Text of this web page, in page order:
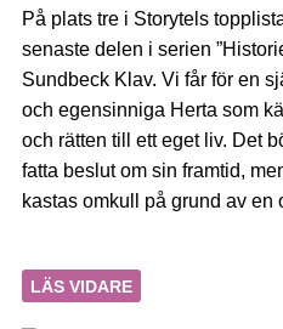
På plats tre i Storytels
senaste delen i serien
Sundbeck Klav. Vi får för en
och egensinniga Herta som
och rätten till ett eget liv. Det
fatta beslut om sin framtid,
kastas omkull på grund av en
LÄS VIDARE